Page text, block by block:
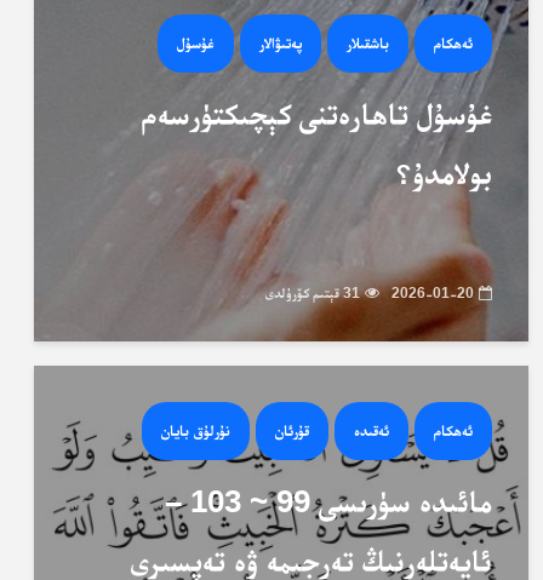
ئەھكام باشقىلار پەتىۋالار غۇسۇل
غۇسۇل تاھارەتنى كېچىكتۈرسەم
بولامدۇ؟
2026-01-20 31 قېتىم كۆرۈلدى
ئەھكام ئەقىدە قۇرئان نۇرلۇق بايان
مائىدە سۈرىسى 99 ~ 103 –
ئايەتلەرنىڭ تەرجىمە ۋە تەپسىرى